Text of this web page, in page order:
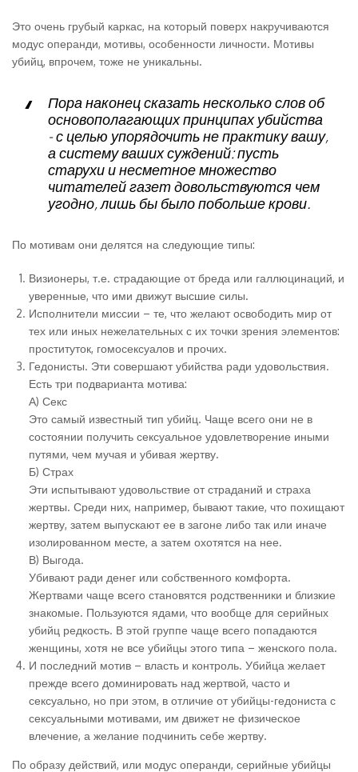
Это очень грубый каркас, на который поверх накручиваются
модус операнди, мотивы, особенности личности. Мотивы
убийц, впрочем, тоже не уникальны.
Пора наконец сказать несколько слов об
основополагающих принципах убийства
- с целью упорядочить не практику вашу,
а систему ваших суждений: пусть
старухи и несметное множество
читателей газет довольствуются чем
угодно, лишь бы было побольше крови.
По мотивам они делятся на следующие типы:
Визионеры, т.е. страдающие от бреда или галлюцинаций, и
уверенные, что ими движут высшие силы.
Исполнители миссии – те, что желают освободить мир от
тех или иных нежелательных с их точки зрения элементов:
проституток, гомосексуалов и прочих.
Гедонисты. Эти совершают убийства ради удовольствия.
Есть три подварианта мотива:
А) Секс
Это самый известный тип убийц. Чаще всего они не в
состоянии получить сексуальное удовлетворение иными
путями, чем мучая и убивая жертву.
Б) Страх
Эти испытывают удовольствие от страданий и страха
жертвы. Среди них, например, бывают такие, что похищают
жертву, затем выпускают ее в загоне либо так или иначе
изолированном месте, а затем охотятся на нее.
В) Выгода.
Убивают ради денег или собственного комфорта.
Жертвами чаще всего становятся родственники и близкие
знакомые. Пользуются ядами, что вообще для серийных
убийц редкость. В этой группе чаще всего попадаются
женщины, хотя не все убийцы этого типа – женского пола.
И последний мотив – власть и контроль. Убийца желает
прежде всего доминировать над жертвой, часто и
сексуально, но при этом, в отличие от убийцы-гедониста с
сексуальными мотивами, им движет не физическое
влечение, а желание подчинить себе жертву.
По образу действий, или модус операнди, серийные убийцы